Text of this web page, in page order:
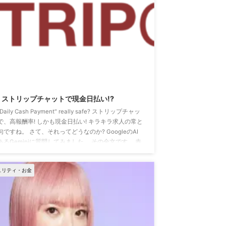
ストリップチャットで現金日払い!?
Cash Payment" really safe? ストリップチャッ
、高報酬率! しかも現金日払い! キラキラ求人の常と
ですね。 さて、それってどうなのか? GoogleのAI
るGeminiに質問してみました。 その全文です。 赤
ません。 句読点や段落も動かしてないので、少々
にくいかもしれませんが、今後の安全な稼働のため
ぜひ最後まで読んでください。 あなたに質問で
外為の差益・差損を意識しつ ...
リティ・お金